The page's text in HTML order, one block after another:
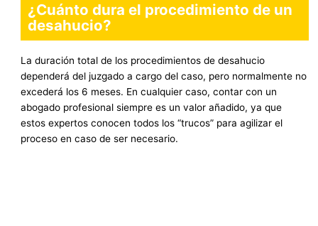
¿Cuánto dura el procedimiento de un
desahucio?
La duración total de los procedimientos de desahucio
dependerá del juzgado a cargo del caso, pero normalmente no
excederá los 6 meses. En cualquier caso, contar con un
abogado profesional siempre es un valor añadido, ya que
estos expertos conocen todos los “trucos” para agilizar el
proceso en caso de ser necesario.